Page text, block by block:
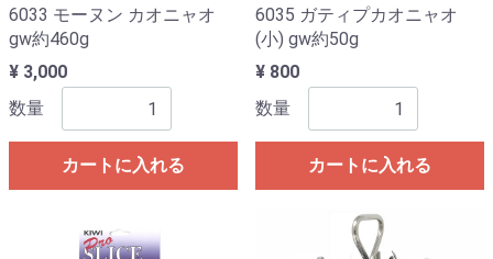
6033 モーヌン カオニャオ
gw約460g
¥ 3,000
数量
カートに入れる
6035 ガティプカオニャオ
(小) gw約50g
¥ 800
数量
カートに入れる